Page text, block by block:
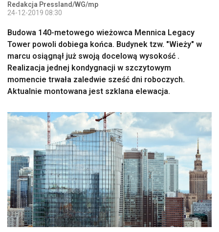
Redakcja Pressland/WG/mp
24-12-2019 08:30
Budowa 140-metowego wieżowca Mennica Legacy
Tower powoli dobiega końca. Budynek tzw. "Wieży" w
marcu osiągnął już swoją docelową wysokość .
Realizacja jednej kondygnacji w szczytowym
momencie trwała zaledwie sześć dni roboczych.
Aktualnie montowana jest szklana elewacja.